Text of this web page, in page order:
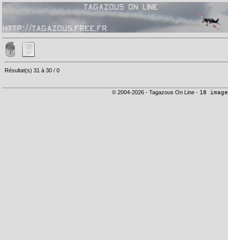
Résultat(s) 31 à 30 / 0
© 2004-2026 - Tagazous On Line - 18